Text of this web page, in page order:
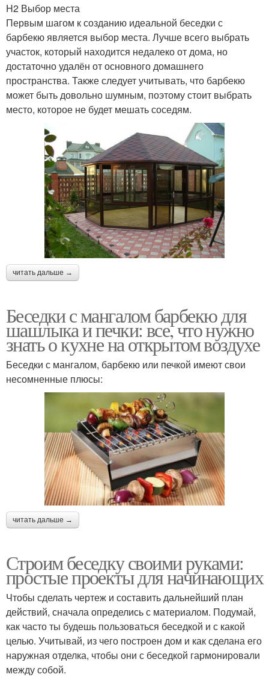
H2 Выбор места
Первым шагом к созданию идеальной беседки с
барбекю является выбор места. Лучше всего выбрать
участок, который находится недалеко от дома, но
достаточно удалён от основного домашнего
пространства. Также следует учитывать, что барбекю
может быть довольно шумным, поэтому стоит выбрать
место, которое не будет мешать соседям.
читать дальше →
Беседки с мангалом барбекю для
шашлыка и печки: все, что нужно
знать о кухне на открытом воздухе
Беседки с мангалом, барбекю или печкой имеют свои
несомненные плюсы:
читать дальше →
Строим беседку своими руками:
простые проекты для начинающих
Чтобы сделать чертеж и составить дальнейший план
действий, сначала определись с материалом. Подумай,
как часто ты будешь пользоваться беседкой и с какой
целью. Учитывай, из чего построен дом и как сделана его
наружная отделка, чтобы они с беседкой гармонировали
между собой.